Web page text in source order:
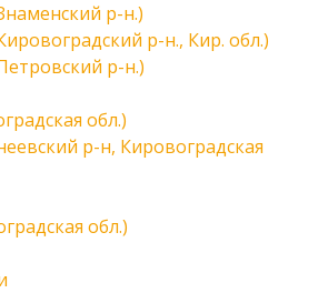
р-н.)
р-н., Кир. обл.)
р-н.)
обл.)
р-н, Кировоградская
обл.)